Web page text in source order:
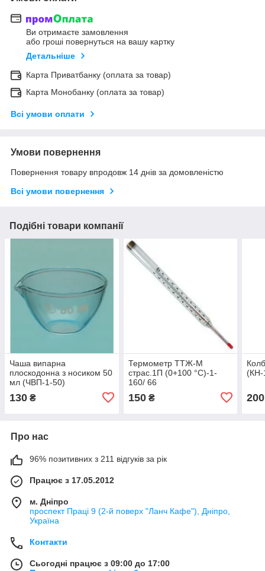
Ви отримаєте замовлення
або гроші повернуться на вашу картку
Детальніше
Карта Приватбанку (оплата за товар)
Карта Монобанку (оплата за товар)
Всі умови оплати
Умови повернення
Повернення товару впродовж 14 днів за домовленістю
Всі умови повернення
Подібні товари компанії
Чаша випарна
плоскодонна з носиком 50
мл (ЧВП-1-50)
130 ₴
Термометр ТТЖ-М
страс.1П (0+100 °C)-1-
160/ 66
150₴
(КН-
200
Про нас
96% позитивних з 211 відгуків за рік
Працює з 17.05.2012
м. Дніпро
проспект Праці 9 (2-й поверх "Ланч Кафе"), Дніпро,
Україна
Контакти
Сьогодні працює з 09:00 до 17:00